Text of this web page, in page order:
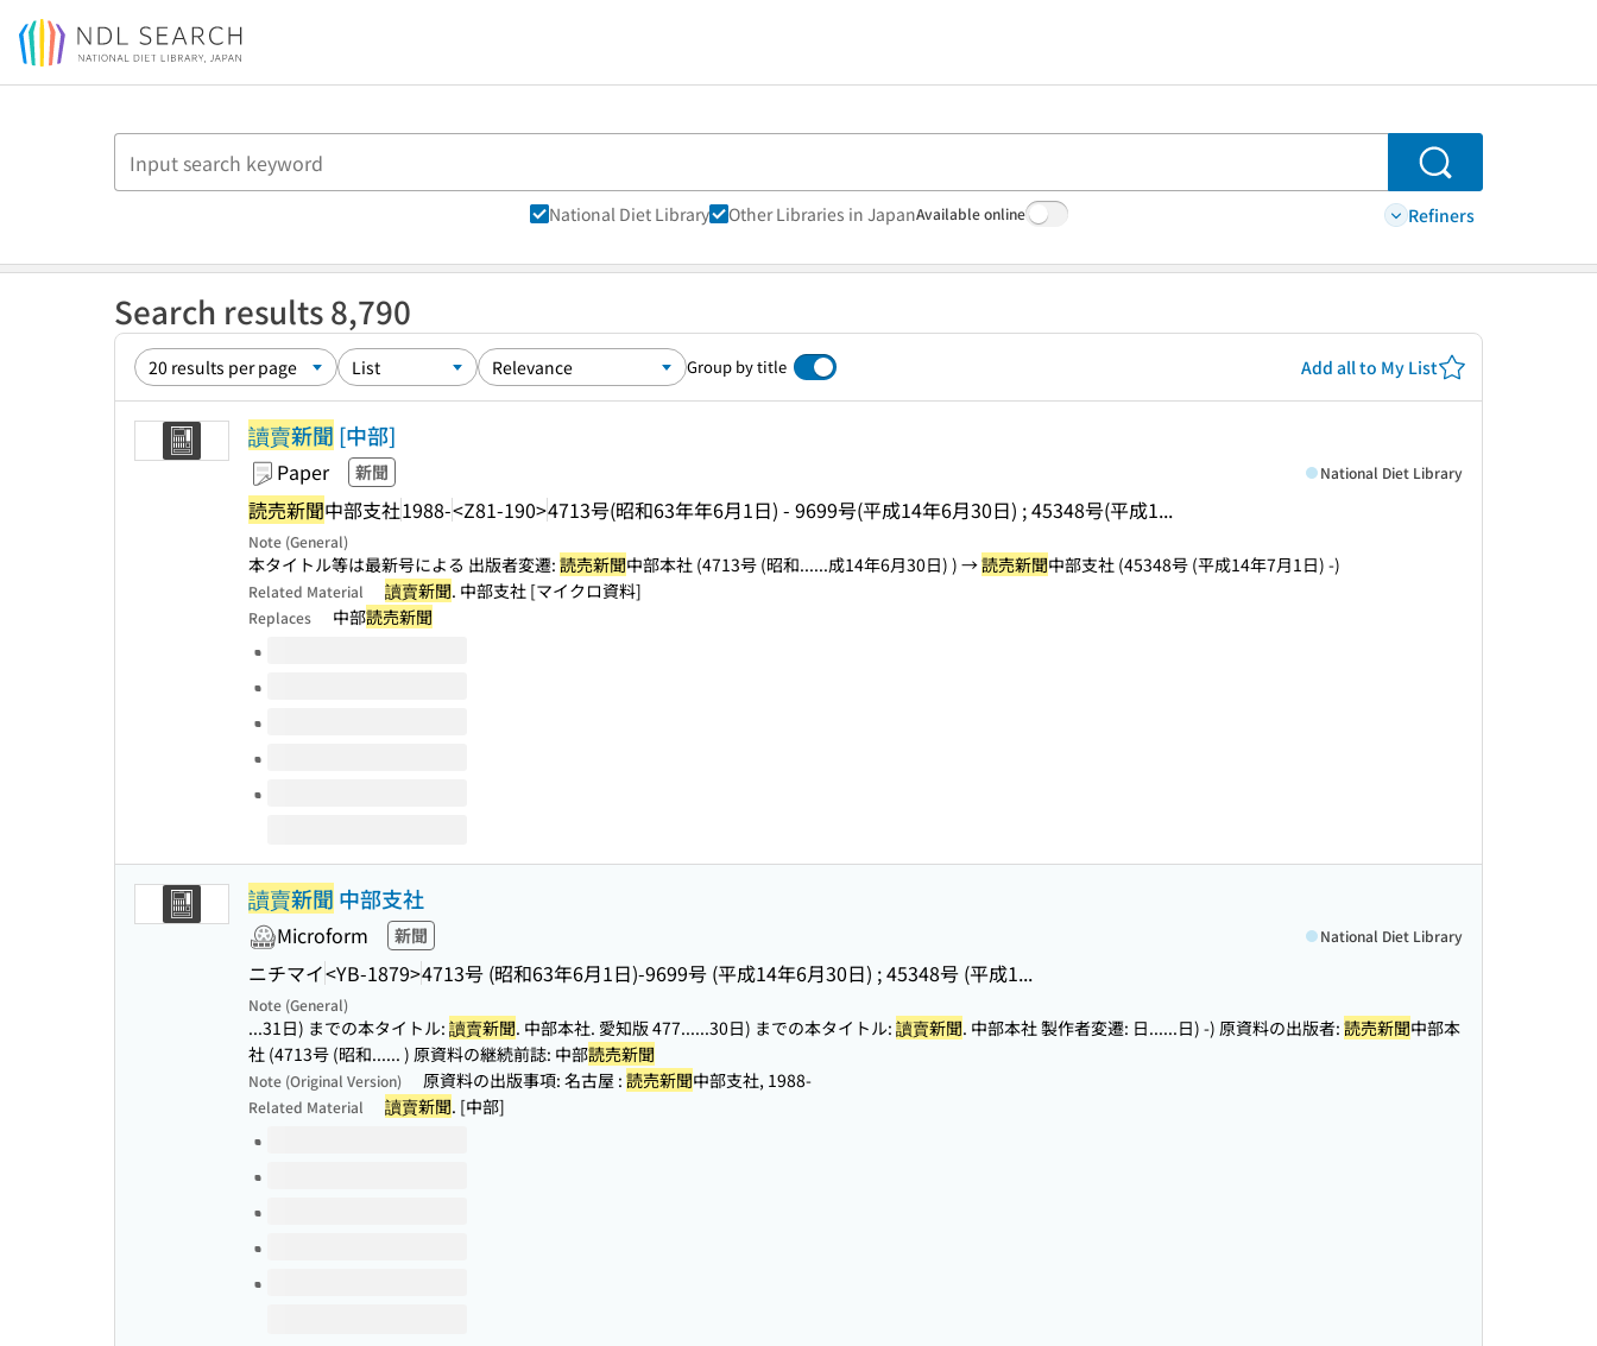
Jump to main content
Search
National Diet Library Other Libraries in JapanAvailable online Refiners
Search results 8,790
Group by title Add all to My List
讀賣新聞 [中部]
Paper 新聞
読売新聞中部支社1988-<Z81-190>4713号(昭和63年年6月1日) - 9699号(平成14年6月30日) ; 45348号(平成1...
National Diet Library
Note (General)
本タイトル等は最新号による 出版者変遷: 読売新聞中部本社 (4713号 (昭和......成14年6月30日) ) →読売新聞中部支社 (45348号 (平成14年7月1日) -)
Related Material 讀賣新聞. 中部支社 [マイクロ資料]
Replaces 中部読売新聞
Volumes of this title
讀賣新聞 中部支社
Microform 新聞
ニチマイ<YB-1879>4713号 (昭和63年6月1日)-9699号 (平成14年6月30日) ; 45348号 (平成1...
National Diet Library
Note (General)
...31日) までの本タイトル: 讀賣新聞. 中部本社. 愛知版 477......30日) までの本タイトル: 讀賣新聞. 中部本社 製作者変遷: 日......日) -) 原資料の出版者: 読売新聞中部本
社 (4713号 (昭和...... ) 原資料の継続前誌: 中部読売新聞
Note (Original Version) 原資料の出版事項: 名古屋 : 読売新聞中部支社, 1988-
Related Material 讀賣新聞. [中部]
Volumes of this title